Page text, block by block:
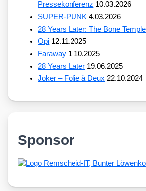
Pressekonferenz 10.03.2026
SUPER-PUNK 4.03.2026
28 Years Later: The Bone Temple
Opi 12.11.2025
Faraway 1.10.2025
28 Years Later 19.06.2025
Joker – Folie à Deux 22.10.2024
Sponsor